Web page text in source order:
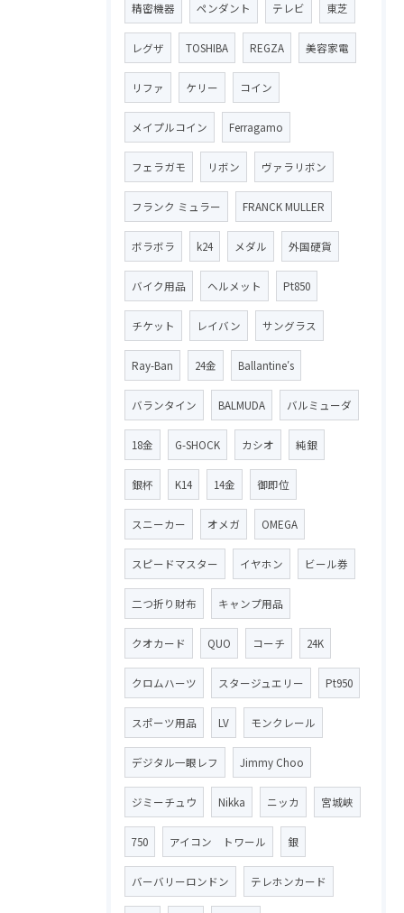
精密機器 ペンダント テレビ 東芝
レグザ TOSHIBA REGZA 美容家電
リファ ケリー コイン
メイプルコイン Ferragamo
フェラガモ リボン ヴァラリボン
フランク ミュラー FRANCK MULLER
ボラボラ k24 メダル 外国硬貨
バイク用品 ヘルメット Pt850
チケット レイバン サングラス
Ray-Ban 24金 Ballantine′s
バランタイン BALMUDA バルミューダ
18金 G-SHOCK カシオ 純銀
銀杯 K14 14金 御即位
スニーカー オメガ OMEGA
スピードマスター イヤホン ビール券
二つ折り財布 キャンプ用品
クオカード QUO コーチ 24K
クロムハーツ スタージュエリー Pt950
スポーツ用品 LV モンクレール
デジタル一眼レフ Jimmy Choo
ジミーチュウ Nikka ニッカ 宮城峡
750 アイコン トワール 銀
バーバリーロンドン テレホンカード